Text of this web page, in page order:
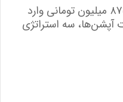
کیا اسپورتیج با اختلاف قیمت ۸۷۵ میلیون تومانی وارد
آپشن‌ها، سه استراتژی